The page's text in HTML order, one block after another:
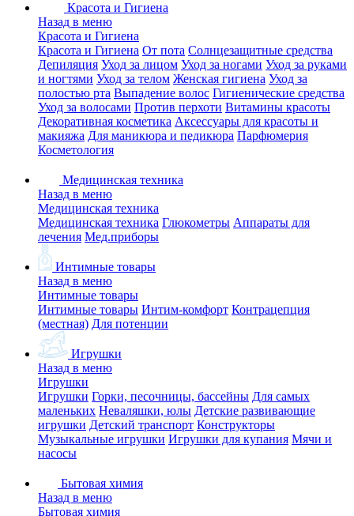
Красота и Гигиена
Назад в меню
Красота и Гигиена
Красота и Гигиена От пота Солнцезащитные средства
Депиляция Уход за лицом Уход за ногами Уход за руками
и ногтями Уход за телом Женская гигиена Уход за
полостью рта Выпадение волос Гигиенические средства
Уход за волосами Против перхоти Витамины красоты
Декоративная косметика Аксессуары для красоты и
макияжа Для маникюра и педикюра Парфюмерия
Косметология
Медицинская техника
Назад в меню
Медицинская техника
Медицинская техника Глюкометры Аппараты для
лечения Мед.приборы
Интимные товары
Назад в меню
Интимные товары
Интимные товары Интим-комфорт Контрацепция
(местная) Для потенции
Игрушки
Назад в меню
Игрушки
Игрушки Горки, песочницы, бассейны Для самых
маленьких Неваляшки, юлы Детские развивающие
игрушки Детский транспорт Конструкторы
Музыкальные игрушки Игрушки для купания Мячи и
насосы
Бытовая химия
Назад в меню
Бытовая химия